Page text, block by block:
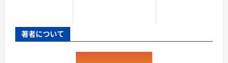
著者について